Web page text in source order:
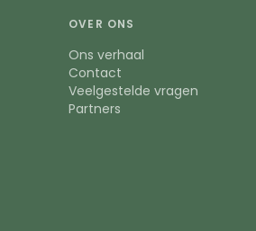
OVER ONS
Ons verhaal
Contact
Veelgestelde vragen
Partners